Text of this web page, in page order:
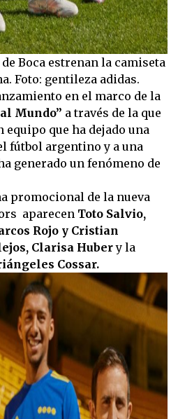
Boca estrenan la camiseta
Foto: gentileza adidas.
en el marco de la
Mundo” a través de la que
equipo que ha dejado una
fútbol argentino y a una
generado un fenómeno de
promocional de la nueva
aparecen Toto Salvio,
Rojo y Cristian
Clarisa Hubery la
Cossar.